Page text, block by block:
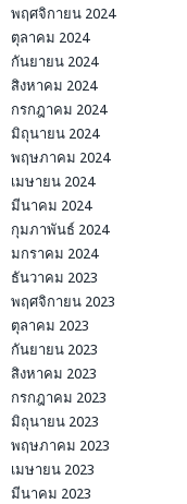
พฤศจิกายน 2024
ตุลาคม 2024
กันยายน 2024
สิงหาคม 2024
กรกฎาคม 2024
มิถุนายน 2024
พฤษภาคม 2024
เมษายน 2024
มีนาคม 2024
กุมภาพันธ์ 2024
มกราคม 2024
ธันวาคม 2023
พฤศจิกายน 2023
ตุลาคม 2023
กันยายน 2023
สิงหาคม 2023
กรกฎาคม 2023
มิถุนายน 2023
พฤษภาคม 2023
เมษายน 2023
มีนาคม 2023